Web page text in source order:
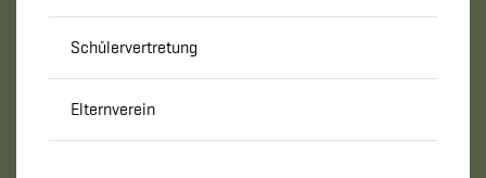
Schülervertretung
Elternverein